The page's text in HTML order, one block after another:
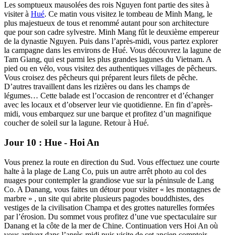
Les somptueux mausolées des rois Nguyen font partie des sites à
visiter à Hué. Ce matin vous visitez le tombeau de Minh Mang, le
plus majestueux de tous et renommé autant pour son architecture
que pour son cadre sylvestre. Minh Mang fût le deuxième empereur
de la dynastie Nguyen. Puis dans l’après-midi, vous partez explorer
la campagne dans les environs de Hué. Vous découvrez la lagune de
Tam Giang, qui est parmi les plus grandes lagunes du Vietnam. A
pied ou en vélo, vous visitez des authentiques villages de pêcheurs.
Vous croisez des pêcheurs qui préparent leurs filets de pêche.
D’autres travaillent dans les rizières ou dans les champs de
légumes… Cette balade est l’occasion de rencontrer et d’échanger
avec les locaux et d’observer leur vie quotidienne. En fin d’après-
midi, vous embarquez sur une barque et profitez d’un magnifique
coucher de soleil sur la lagune. Retour à Hué.
Jour 10 : Hue - Hoi An
Vous prenez la route en direction du Sud. Vous effectuez une courte
halte à la plage de Lang Co, puis un autre arrêt photo au col des
nuages pour contempler la grandiose vue sur la péninsule de Lang
Co. A Danang, vous faites un détour pour visiter « les montagnes de
marbre » , un site qui abrite plusieurs pagodes bouddhistes, des
vestiges de la civilisation Champa et des grottes naturelles formées
par l’érosion. Du sommet vous profitez d’une vue spectaculaire sur
Danang et la côte de la mer de Chine. Continuation vers Hoi An où